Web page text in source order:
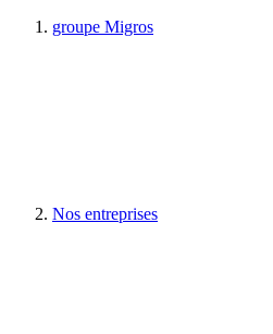
groupe Migros
Nos entreprises